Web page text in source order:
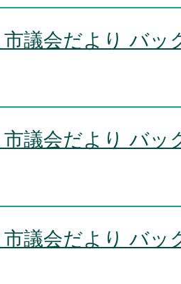
議会だより バッ
議会だより バッ
議会だより バッ